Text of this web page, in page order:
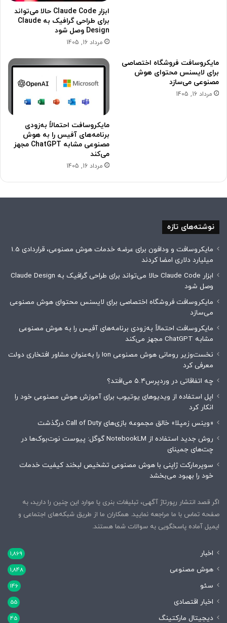
ابزار Claude Code حالا می‌تواند
برای طراحی گرافیک به Claude
Design وصل شود
مرداد 16, 1405
مایکروسافت فروشگاه اختصاصی
برای لایسنس محتوای هوش
مصنوعی می‌سازد
مرداد 16, 1405
مایکروسافت احتمالاً به‌زودی
برنامه‌های آفیس را به هوش
مصنوعی مشابه ChatGPT مجهز
می‌کند
مرداد 16, 1405
نوشته‌های تازه
مایکروسافت و ودافون برای عرضه خدمات هوش مصنوعی، قراردادی 1.5
میلیارد دلاری امضا کردند
ابزار Claude Code حالا می‌تواند برای طراحی گرافیک به Claude Design
وصل شود
مایکروسافت فروشگاه اختصاصی برای لایسنس محتوای هوش مصنوعی
می‌سازد
مایکروسافت احتمالاً به‌زودی برنامه‌های آفیس را به هوش مصنوعی
مشابه ChatGPT مجهز می‌کند
نخست‌وزیر رومانی هوش مصنوعی Ion را به‌عنوان مشاور افتخاری دولت
معرفی کرد
چه اتفاقاتی در وردپرس۵.۴ می‌افتد؟
اپل استفاده از ویدیوهای یوتیوب برای آموزش هوش مصنوعی خود را
انکار کرد
«وینس زمپلا» خالق مجموعه بازی‌های Call of Duty درگذشت
روش جدید استفاده از NotebookLM گوگل: پیوست نوت‌بوک‌ها در
چت‌های جمینای
سوپرمارکت ژاپنی با هوش مصنوعی تشخیص لبخند کیفیت خدمات
خود را بهبود می‌بخشد
اگر قصد انتشار رپورتاژ آگهی، تبلیغات بنری یا موارد این چنین را دارید، به
صفحه تماس با ما مراجعه نمایید. همکاران ما از طریق شبکه‌های اجتماعی و
ایمیل آماده پاسخگویی به سوالات شما هستند.
اخبار 1,869
هوش مصنوعی 1,848
سئو 146
اخبار اقتصادی 55
دیجیتال مارکتینگ 45